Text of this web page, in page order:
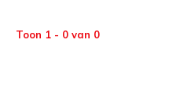
Toon 1 - 0 van 0